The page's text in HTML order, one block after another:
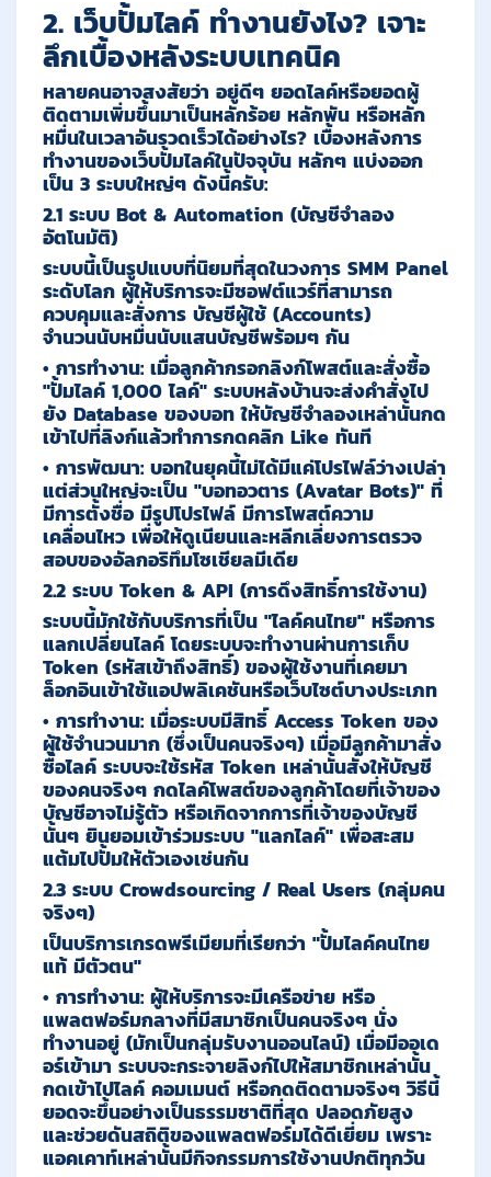
2. เว็บปั้มไลค์ ทำงานยังไง? เจาะ
ลึกเบื้องหลังระบบเทคนิค
หลายคนอาจสงสัยว่า อยู่ดีๆ ยอดไลค์หรือยอดผู้
ติดตามเพิ่มขึ้นมาเป็นหลักร้อย หลักพัน หรือหลัก
หมื่นในเวลาอันรวดเร็วได้อย่างไร? เบื้องหลังการ
ทำงานของเว็บปั้มไลค์ในปัจจุบัน หลักๆ แบ่งออก
เป็น 3 ระบบใหญ่ๆ ดังนี้ครับ:
2.1 ระบบ Bot & Automation (บัญชีจำลอง
อัตโนมัติ)
ระบบนี้เป็นรูปแบบที่นิยมที่สุดในวงการ SMM Panel
ระดับโลก ผู้ให้บริการจะมีซอฟต์แวร์ที่สามารถ
ควบคุมและสั่งการ บัญชีผู้ใช้ (Accounts)
จำนวนนับหมื่นนับแสนบัญชีพร้อมๆ กัน
•การทำงาน: เมื่อลูกค้ากรอกลิงก์โพสต์และสั่งซื้อ
"ปั้มไลค์ 1,000 ไลค์" ระบบหลังบ้านจะส่งคำสั่งไป
ยัง Database ของบอท ให้บัญชีจำลองเหล่านั้นกด
เข้าไปที่ลิงก์แล้วทำการกดคลิก Like ทันที
• การพัฒนา: บอทในยุคนี้ไม่ได้มีแค่โปรไฟล์ว่างเปล่า
แต่ส่วนใหญ่จะเป็น "บอทอวตาร (Avatar Bots)" ที่
มีการตั้งชื่อ มีรูปโปรไฟล์ มีการโพสต์ความ
เคลื่อนไหว เพื่อให้ดูเนียนและหลีกเลี่ยงการตรวจ
สอบของอัลกอริทึมโซเชียลมีเดีย
2.2 ระบบ Token & API (การดึงสิทธิ์การใช้งาน)
ระบบนี้มักใช้กับบริการที่เป็น "ไลค์คนไทย" หรือการ
แลกเปลี่ยนไลค์ โดยระบบจะทำงานผ่านการเก็บ
Token (รหัสเข้าถึงสิทธิ์) ของผู้ใช้งานที่เคยมา
ล็อกอินเข้าใช้แอปพลิเคชันหรือเว็บไซต์บางประเภท
• การทำงาน: เมื่อระบบมีสิทธิ์ Access Token ของ
ผู้ใช้จำนวนมาก (ซึ่งเป็นคนจริงๆ) เมื่อมีลูกค้ามาสั่ง
ซื้อไลค์ ระบบจะใช้รหัส Token เหล่านั้นสั่งให้บัญชี
ของคนจริงๆ กดไลค์โพสต์ของลูกค้าโดยที่เจ้าของ
บัญชีอาจไม่รู้ตัว หรือเกิดจากการที่เจ้าของบัญชี
นั้นๆ ยินยอมเข้าร่วมระบบ "แลกไลค์" เพื่อสะสม
แต้มไปปั้มให้ตัวเองเช่นกัน
2.3 ระบบ Crowdsourcing / Real Users (กลุ่มคน
จริงๆ)
เป็นบริการเกรดพรีเมียมที่เรียกว่า "ปั้มไลค์คนไทย
แท้ มีตัวตน"
• การทำงาน: ผู้ให้บริการจะมีเครือข่าย หรือ
แพลตฟอร์มกลางที่มีสมาชิกเป็นคนจริงๆ นั่ง
ทำงานอยู่ (มักเป็นกลุ่มรับงานออนไลน์) เมื่อมีออเด
อร์เข้ามา ระบบจะกระจายลิงก์ไปให้สมาชิกเหล่านั้น
กดเข้าไปไลค์ คอมเมนต์ หรือกดติดตามจริงๆ วิธีนี้
ยอดจะขึ้นอย่างเป็นธรรมชาติที่สุด ปลอดภัยสูง
และช่วยดันสถิติของแพลตฟอร์มได้ดีเยี่ยม เพราะ
แอคเคาท์เหล่านั้นมีกิจกรรมการใช้งานปกติทุกวัน